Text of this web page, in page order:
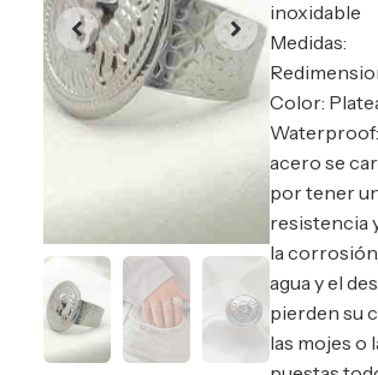
inoxidable
Medidas:
Color:
acero se
por tener
resistencia
la
agua y el
pierden su
las mojes o